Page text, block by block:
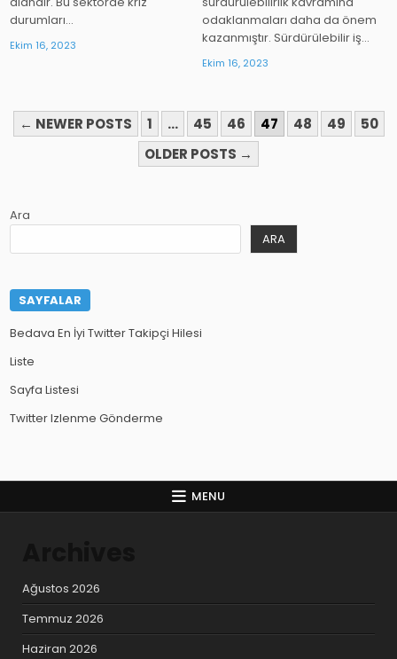
durumları…
Ekim 16, 2023
odaklanmaları daha da önem
kazanmıştır. Sürdürülebilir iş…
Ekim 16, 2023
YAZI
SAYFALAMASI
← NEWER POSTS 1 … 45 46 47 48 49
50
OLDER POSTS →
Ara
ARA
SAYFALAR
Bedava En İyi Twitter Takipçi Hilesi
Liste
Sayfa Listesi
Twitter Izlenme Gönderme
MENU
Ağustos 2026
Temmuz 2026
Haziran 2026